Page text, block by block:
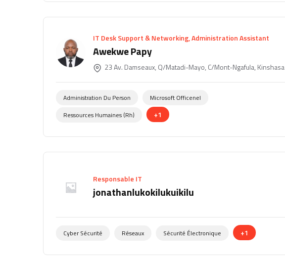
IT Desk Support & Networking, Administration Assistant
Awekwe Papy
23 Av. Damseaux, Q/Matadi-Mayo, C/Mont-Ngafula, Kinshasa
Administration Du Person
Microsoft Officenel
Ressources Humaines (rh)
+1
Responsable IT
jonathanlukokilukuikilu
Cyber Sécurité Réseaux Sécurité Électronique +1